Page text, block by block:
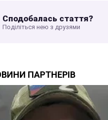
Сподобалась стаття?
Поділіться нею з друзями